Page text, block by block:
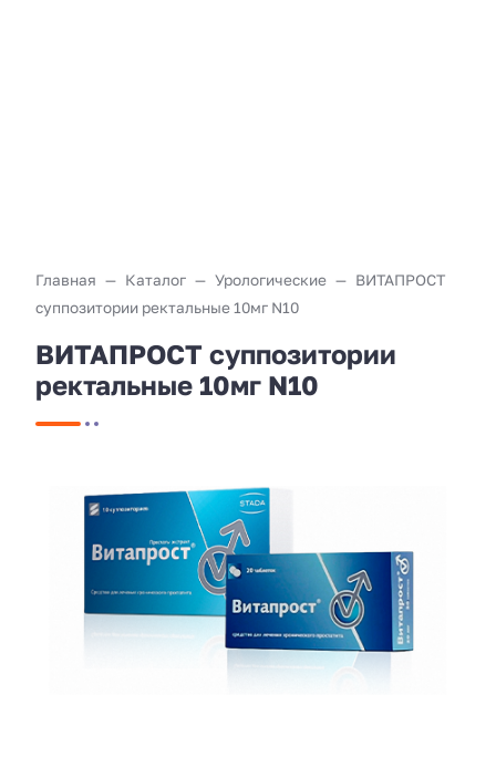
Главная Каталог Урологические
ВИТАПРОСТ
суппозитории ректальные 10мг N10
ВИТАПРОСТ суппозитории
ректальные 10мг N10